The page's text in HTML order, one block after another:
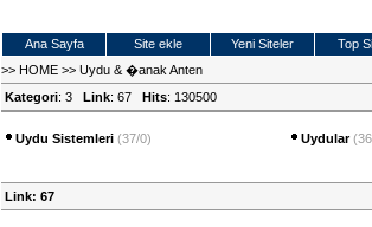
Ana Sayfa Site ekle Yeni Siteler
Top
>> HOME >> Uydu & �anak Anten
Kategori: 3 Link: 67 Hits: 130500
Uydu Sistemleri (37/0) Uydular
Link: 67